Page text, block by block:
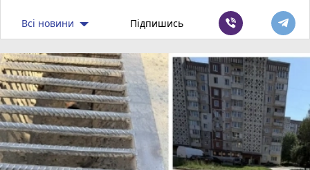
Всі новини Підпишись